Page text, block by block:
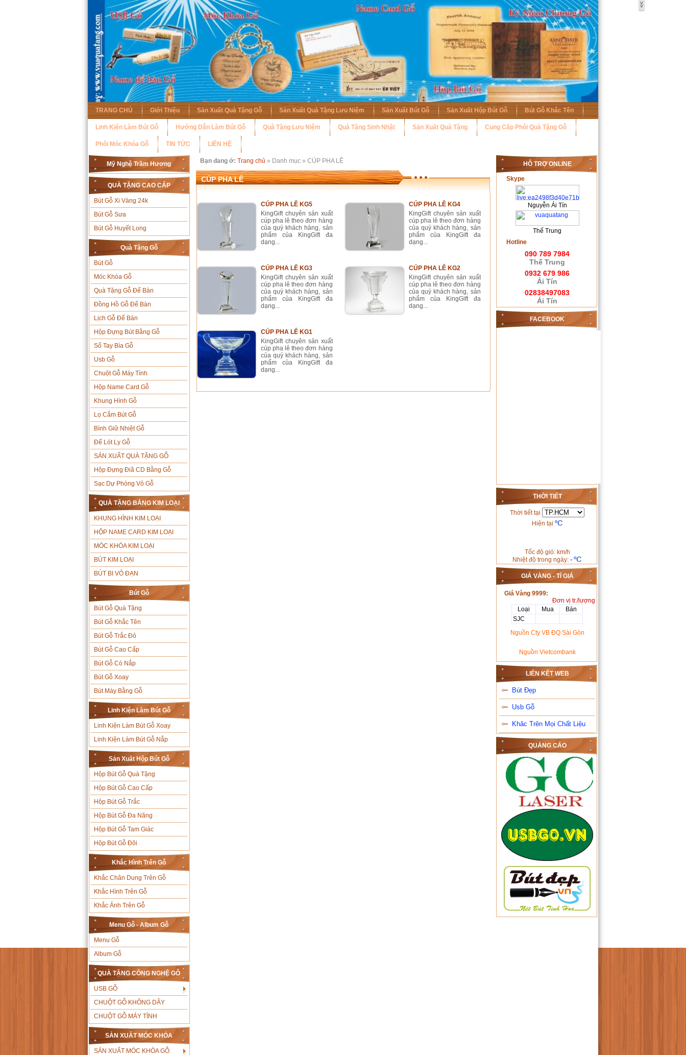
TRANG CHỦ Giới Thiệu Sản Xuất Quà Tặng Gỗ Sản Xuất Quà Tặng Lưu Niệm Sản Xuất Bút Gỗ Sản Xuất Hộp Bút Gỗ Bút Gỗ Khắc Tên
Linh Kiện Làm Bút Gỗ Hướng Dẫn Làm Bút Gỗ Quà Tặng Lưu Niệm Quà Tặng Sinh Nhật Sản Xuất Quà Tặng Cung Cấp Phôi Quà Tặng Gỗ
Phôi Móc Khóa Gỗ TIN TỨC LIÊN HỆ
Mỹ Nghệ Trầm Hương
QUÀ TẶNG CAO CẤP
Bút Gỗ Xi Vàng 24k
Bút Gỗ Sưa
Bút Gỗ Huyết Long
Quà Tặng Gỗ
Bút Gỗ
Móc Khóa Gỗ
Quà Tặng Gỗ Để Bàn
Đồng Hồ Gỗ Để Bàn
Lịch Gỗ Để Bàn
Hộp Đựng Bút Bằng Gỗ
Sổ Tay Bìa Gỗ
Usb Gỗ
Chuột Gỗ Máy Tính
Hộp Name Card Gỗ
Khung Hình Gỗ
Lọ Cắm Bút Gỗ
Bình Giữ Nhiệt Gỗ
Đế Lót Ly Gỗ
SẢN XUẤT QUÀ TẶNG GỖ
Hộp Đựng Điã CD Bằng Gỗ
Sạc Dự Phòng Vỏ Gỗ
QUÀ TẶNG BẰNG KIM LOẠI
KHUNG HÌNH KIM LOẠI
HỘP NAME CARD KIM LOẠI
MÓC KHÓA KIM LOẠI
BÚT KIM LOẠI
BÚT BI VỎ ĐẠN
Bút Gỗ
Bút Gỗ Quà Tặng
Bút Gỗ Khắc Tên
Bút Gỗ Trắc Đỏ
Bút Gỗ Cao Cấp
Bút Gỗ Có Nắp
Bút Gỗ Xoay
Bút Máy Bằng Gỗ
Linh Kiện Làm Bút Gỗ
Linh Kiện Làm Bút Gỗ Xoay
Linh Kiện Làm Bút Gỗ Nắp
Sản Xuất Hộp Bút Gỗ
Hộp Bút Gỗ Quà Tặng
Hộp Bút Gỗ Cao Cấp
Hộp Bút Gỗ Trắc
Hộp Bút Gỗ Đa Năng
Hộp Bút Gỗ Tam Giác
Hộp Bút Gỗ Đôi
Khắc Hình Trên Gỗ
Khắc Chân Dung Trên Gỗ
Khắc Hình Trên Gỗ
Khắc Ảnh Trên Gỗ
Menu Gỗ - Album Gỗ
Menu Gỗ
Album Gỗ
QUÀ TẶNG CÔNG NGHỆ GỖ
USB GỖ
CHUỘT GỖ KHÔNG DÂY
CHUỘT GỖ MÁY TÍNH
SẢN XUẤT MÓC KHÓA
SẢN XUẤT MÓC KHÓA GỖ
Bạn đang ở: Trang chủ » Danh mục » CÚP PHA LÊ
CÚP PHA LÊ
CÚP PHA LÊ KG5
KingGift chuyên sản xuất
cúp pha lê theo đơn hàng
của quý khách hàng, sản
phẩm của KingGift đa
dạng...
CÚP PHA LÊ KG4
KingGift chuyên sản xuất
cúp pha lê theo đơn hàng
của quý khách hàng, sản
phẩm của KingGift đa
dạng...
CÚP PHA LÊ KG3
KingGift chuyên sản xuất
cúp pha lê theo đơn hàng
của quý khách hàng, sản
phẩm của KingGift đa
dạng...
CÚP PHA LÊ KG2
KingGift chuyên sản xuất
cúp pha lê theo đơn hàng
của quý khách hàng, sản
phẩm của KingGift đa
dạng...
CÚP PHA LÊ KG1
KingGift chuyên sản xuất
cúp pha lê theo đơn hàng
của quý khách hàng, sản
phẩm của KingGift đa
dạng...
HỖ TRỢ ONLINE
Skype
Nguyễn Ái Tín
Thế Trung
Hotline
090 789 7984
Thế Trung
0932 679 986
Ái Tín
02838497083
Ái Tín
FACEBOOK
THỜI TIẾT
Thời tiết tại
Hiện tại
Tốc độ gió: km/h
Nhiệt độ trong ngày: -
GIÁ VÀNG - TỈ GIÁ
Giá Vàng 9999:
Đơn vị tr./lượng
Loại
Mua
Bán
SJC
Nguồn Cty VB ĐQ Sài Gòn
Nguồn Vietcombank
LIÊN KẾT WEB
Bút Đẹp
Usb Gỗ
Khăc Trên Mọi Chất Liệu
QUẢNG CÁO